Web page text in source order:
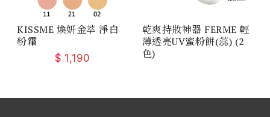
KISSME 煥妍金萃 淨白
粉霜
$ 1,190
乾爽持妝神器 FERME 輕
薄透亮UV蜜粉餅(蕊) (2
色)